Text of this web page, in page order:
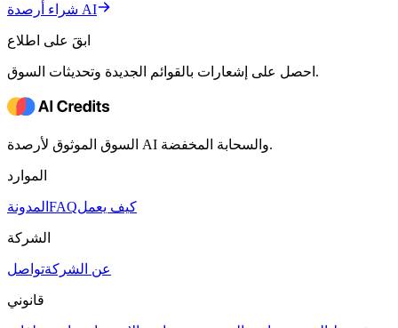
شراء أرصدة AI
ابقَ على اطلاع
احصل على إشعارات بالقوائم الجديدة وتحديثات السوق.
السوق الموثوق لأرصدة AI والسحابة المخفضة.
الموارد
المدونة FAQكيف يعمل
الشركة
عن الشركةتواصل
قانوني